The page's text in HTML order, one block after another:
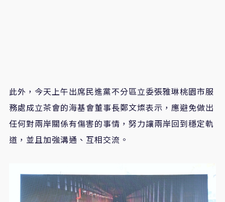
此外，今天上午出席民進黨不分區立委張雅琳桃園市服
務處成立茶會的海基會董事長鄭文燦表示，應避免做出
任何對兩岸關係有傷害的事情，努力讓兩岸回到穩定軌
道，並且加強溝通、互相交流。